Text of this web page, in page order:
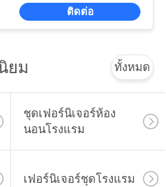
ติดต่อ
ยม ทั้งหมด
ชุดเฟอร์นิเจอร์ห้อง
นอนโรงแรม
เฟอร์นิเจอร์ชุดโรงแรม